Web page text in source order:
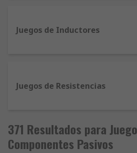
Juegos de Inductores
Juegos de Resistencias
371 Resultados para
Componentes Pasivos